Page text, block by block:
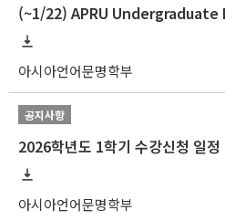
아시아언어문명학부
공지사항
2026학년도 1학기 수강신청 일정
아시아언어문명학부